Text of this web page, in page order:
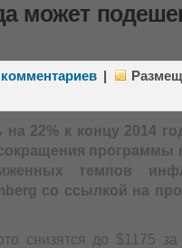
может
|
22% к концу 2014
программы
темпов
со ссылкой на
снизятся до $1175